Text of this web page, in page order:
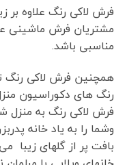
فرش لاکی رنگ علاوه بر
مشتریان فرش ماشینی
مناسبی باشد.
همچنین فرش لاکی رنگ
رنگ های دکوراسیون
فرش لاکی رنگ به منزل
وشما را به یاد خانه
بافت پر از گلهای زیبا